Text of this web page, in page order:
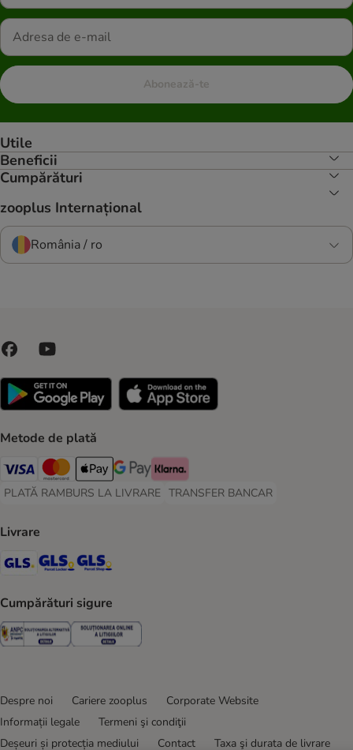
Abonează-te
Utile
Beneficii
Cumpărături
zooplus Internațional
România / ro
Metode de plată
Visa Payment Method
Master Card Payment Method
Apple Pay Payment Method
Google Pay Payment Method
Klarna Payment Method
PLATĂ RAMBURS LA LIVRARE
PLATĂ RAMBURS LA LIVRARE Payment Method
TRANSFER BANCAR
TRANSFER BANCAR Payment
Livrare
GLS Shipping Method
GLS Locker Shipping Method
Cumpărături sigure
Security Security
Despre noi Cariere zooplus
Corporate Website
Informații legale
Termeni şi condiţii
Deșeuri și protecția mediului
Contact Taxa şi durata de livrare